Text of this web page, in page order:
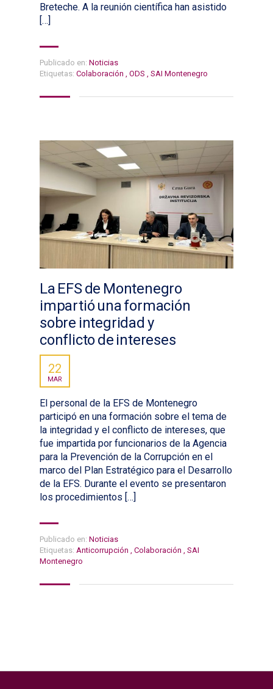
Breteche. A la reunión científica han asistido
[…]
Publicado en: Noticias
Etiquetas: Colaboración ODS SAI Montenegro
La EFS de Montenegro
impartió una formación
sobre integridad y
conflicto de intereses
22
MAR
El personal de la EFS de Montenegro
participó en una formación sobre el tema de
la integridad y el conflicto de intereses, que
fue impartida por funcionarios de la Agencia
para la Prevención de la Corrupción en el
marco del Plan Estratégico para el Desarrollo
de la EFS. Durante el evento se presentaron
los procedimientos […]
Publicado en: Noticias
Etiquetas: Anticorrupción , Colaboración , SAI
Montenegro